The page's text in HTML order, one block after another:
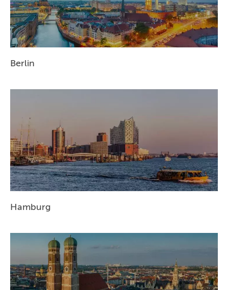
BERLIN
MÜNCHEN
DÜSSELDORF
STUTTGART
ESSEN
HANNOVER
ZÜRICH
Berlin
Hamburg